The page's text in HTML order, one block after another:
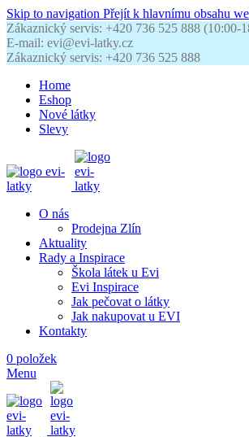
Skip to navigation Přejít k hlavnímu obsahu
Zákaznický servis: +420 736 525 888 (10:00-
E-mail: evi@evi-latky.cz
Zákaznický servis: +420 736 525 888
Home
Eshop
Nové látky
Slevy
O nás
Prodejna Zlín
Aktuality
Rady a Inspirace
Škola látek u Evi
Evi Inspirace
Jak pečovat o látky
Jak nakupovat u EVI
Kontakty
0 položek
Menu